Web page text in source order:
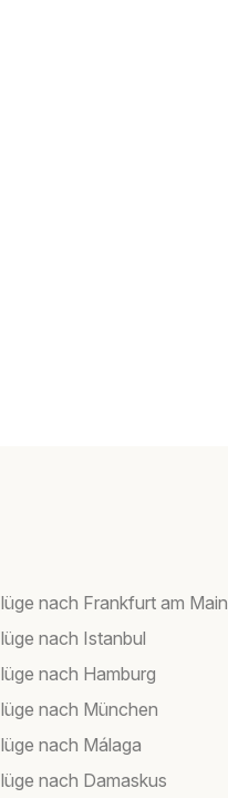
nach Frankfurt am Main
nach Istanbul
nach Hamburg
nach München
nach Málaga
nach Damaskus